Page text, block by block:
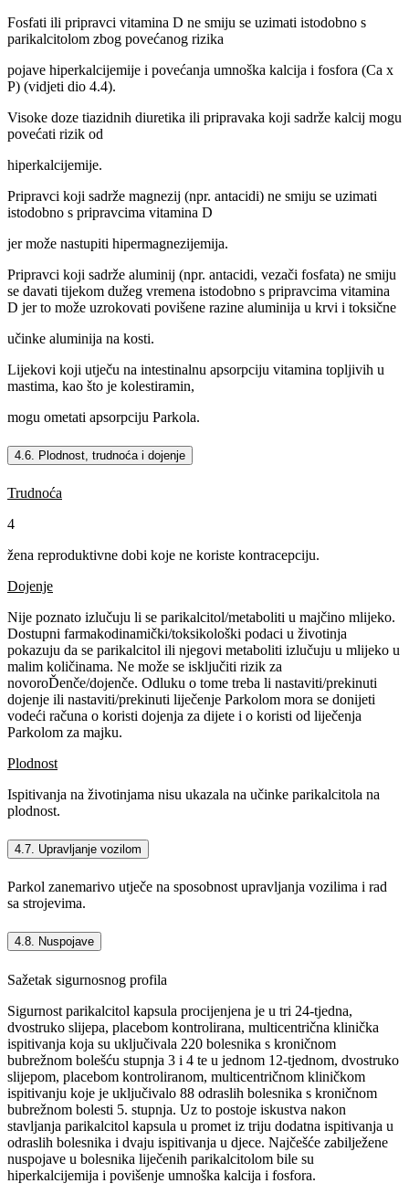
Fosfati ili pripravci vitamina D ne smiju se uzimati istodobno s
parikalcitolom zbog povećanog rizika
pojave hiperkalcijemije i povećanja umnoška kalcija i fosfora (Ca x
P) (vidjeti dio 4.4).
Visoke doze tiazidnih diuretika ili pripravaka koji sadrže kalcij mogu
povećati rizik od
hiperkalcijemije.
Pripravci koji sadrže magnezij (npr. antacidi) ne smiju se uzimati
istodobno s pripravcima vitamina D
jer može nastupiti hipermagnezijemija.
Pripravci koji sadrže aluminij (npr. antacidi, vezači fosfata) ne smiju
se davati tijekom dužeg vremena istodobno s pripravcima vitamina
D jer to može uzrokovati povišene razine aluminija u krvi i toksične
učinke aluminija na kosti.
Lijekovi koji utječu na intestinalnu apsorpciju vitamina topljivih u
mastima, kao što je kolestiramin,
mogu ometati apsorpciju Parkola.
4.6. Plodnost, trudnoća i dojenje
Trudnoća
4
žena reproduktivne dobi koje ne koriste kontracepciju.
Dojenje
Nije poznato izlučuju li se parikalcitol/metaboliti u majčino mlijeko.
Dostupni farmakodinamički/toksikološki podaci u životinja
pokazuju da se parikalcitol ili njegovi metaboliti izlučuju u mlijeko u
malim količinama. Ne može se isključiti rizik za
novoroĎenče/dojenče. Odluku o tome treba li nastaviti/prekinuti
dojenje ili nastaviti/prekinuti liječenje Parkolom mora se donijeti
vodeći računa o koristi dojenja za dijete i o koristi od liječenja
Parkolom za majku.
Plodnost
Ispitivanja na životinjama nisu ukazala na učinke parikalcitola na
plodnost.
4.7. Upravljanje vozilom
Parkol zanemarivo utječe na sposobnost upravljanja vozilima i rad
sa strojevima.
4.8. Nuspojave
Sažetak sigurnosnog profila
Sigurnost parikalcitol kapsula procijenjena je u tri 24-tjedna,
dvostruko slijepa, placebom kontrolirana, multicentrična klinička
ispitivanja koja su uključivala 220 bolesnika s kroničnom
bubrežnom bolešću stupnja 3 i 4 te u jednom 12-tjednom, dvostruko
slijepom, placebom kontroliranom, multicentričnom kliničkom
ispitivanju koje je uključivalo 88 odraslih bolesnika s kroničnom
bubrežnom bolesti 5. stupnja. Uz to postoje iskustva nakon
stavljanja parikalcitol kapsula u promet iz triju dodatna ispitivanja u
odraslih bolesnika i dvaju ispitivanja u djece. Najčešće zabilježene
nuspojave u bolesnika liječenih parikalcitolom bile su
hiperkalcijemija i povišenje umnoška kalcija i fosfora.